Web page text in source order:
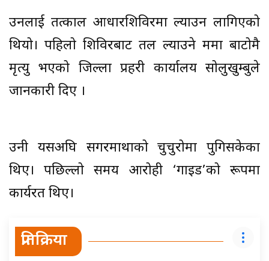
उनलाई तत्काल आधारशिविरमा ल्याउन लागिएको
थियो। पहिलो शिविरबाट तल ल्याउने क्रममा बाटोमै
मृत्यु भएको जिल्ला प्रहरी कार्यालय सोलुखुम्बुले
जानकारी दिए ।
उनी यसअघि सगरमाथाको चुचुरोमा पुगिसकेका
थिए। पछिल्लो समय आरोही ‘गाइड’को रूपमा
कार्यरत थिए।
प्रतिक्रिया